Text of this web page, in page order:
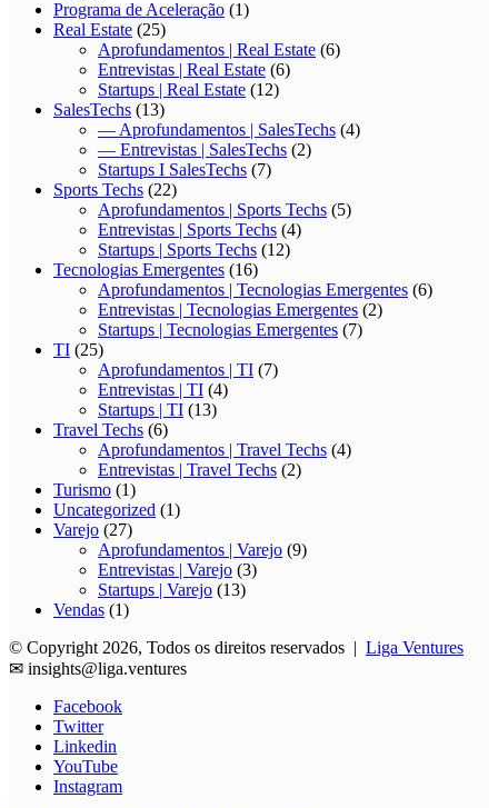
Programa de Aceleração (1)
Real Estate (25)
Aprofundamentos | Real Estate (6)
Entrevistas | Real Estate (6)
Startups | Real Estate (12)
SalesTechs (13)
— Aprofundamentos | SalesTechs (4)
— Entrevistas | SalesTechs (2)
Startups I SalesTechs (7)
Sports Techs (22)
Aprofundamentos | Sports Techs (5)
Entrevistas | Sports Techs (4)
Startups | Sports Techs (12)
Tecnologias Emergentes (16)
Aprofundamentos | Tecnologias Emergentes (6)
Entrevistas | Tecnologias Emergentes (2)
Startups | Tecnologias Emergentes (7)
TI (25)
Aprofundamentos | TI (7)
Entrevistas | TI (4)
Startups | TI (13)
Travel Techs (6)
Aprofundamentos | Travel Techs (4)
Entrevistas | Travel Techs (2)
Turismo (1)
Uncategorized (1)
Varejo (27)
Aprofundamentos | Varejo (9)
Entrevistas | Varejo (3)
Startups | Varejo (13)
Vendas (1)
© Copyright 2026, Todos os direitos reservados | Liga Ventures
✉ insights@liga.ventures
Facebook
Twitter
Linkedin
YouTube
Instagram